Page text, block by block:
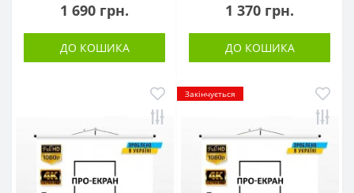
1 690 грн.
ДО КОШИКА
1 370 грн.
ДО КОШИКА
Закінчується